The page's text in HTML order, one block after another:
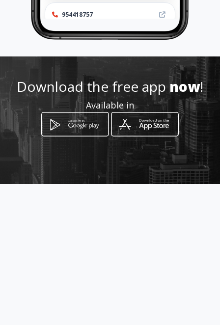
954418757
-
How to get
Download the free appnow!
Available in